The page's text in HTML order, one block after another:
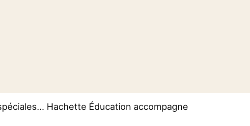
Hachette Éducation accompagne